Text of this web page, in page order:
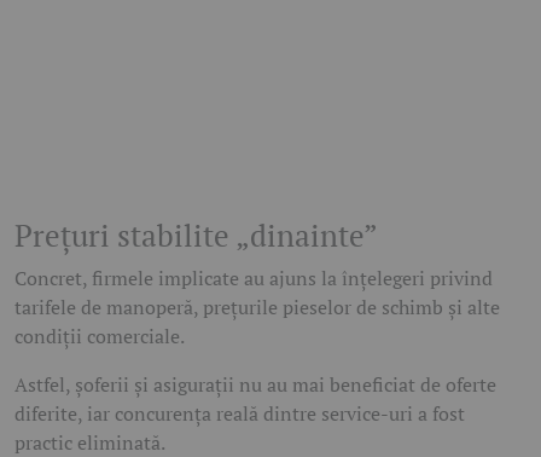
Prețuri stabilite „dinainte”
Concret, firmele implicate au ajuns la înțelegeri privind
tarifele de manoperă, prețurile pieselor de schimb și alte
condiții comerciale.
Astfel, șoferii și asigurații nu au mai beneficiat de oferte
diferite, iar concurența reală dintre service-uri a fost
practic eliminată.